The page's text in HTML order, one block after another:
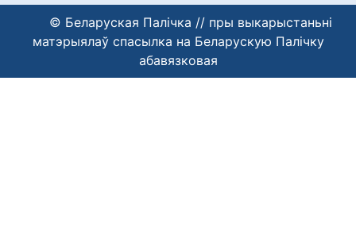
© Беларуская Палічка // пры выкарыстаньні
матэрыялаў спасылка на Беларускую Палічку
абавязковая